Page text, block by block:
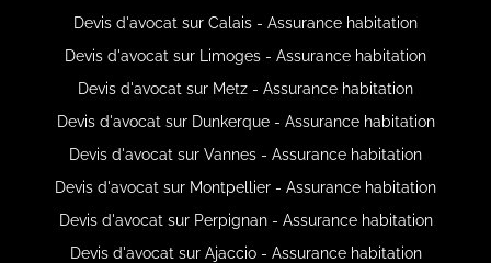
Devis d'avocat sur Calais - Assurance habitation
Devis d'avocat sur Limoges - Assurance habitation
Devis d'avocat sur Metz - Assurance habitation
Devis d'avocat sur Dunkerque - Assurance habitation
Devis d'avocat sur Vannes - Assurance habitation
Devis d'avocat sur Montpellier - Assurance habitation
Devis d'avocat sur Perpignan - Assurance habitation
Devis d'avocat sur Ajaccio - Assurance habitation